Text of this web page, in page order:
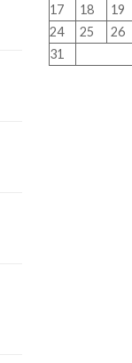
17
18 19
24
25 26
31